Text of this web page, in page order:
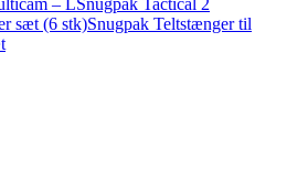
– LSnugpak Tactical 2
sæt (6 stk)Snugpak Teltstænger til